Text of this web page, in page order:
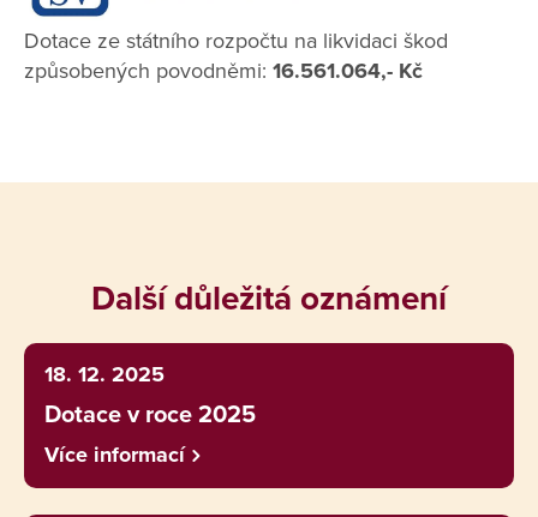
Dotace ze státního rozpočtu na likvidaci škod
způsobených povodněmi: 16.561.064,- Kč
Další důležitá oznámení
18. 12. 2025
Dotace v roce 2025
Více informací